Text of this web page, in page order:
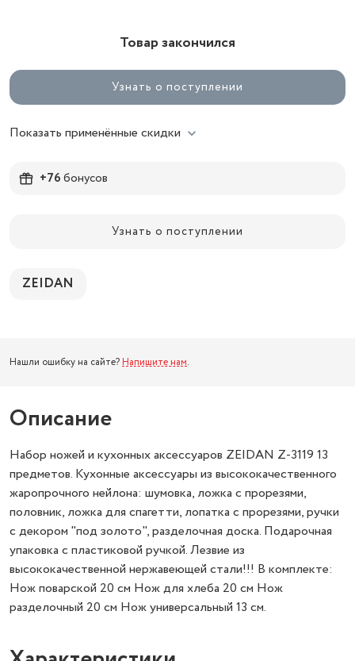
Товар закончился
Узнать о поступлении
Показать применённые скидки
+76бонусов
Узнать о поступлении
ZEIDAN
Нашли ошибку на сайте? Напишите нам.
Описание
Набор ножей и кухонных аксессуаров ZEIDAN Z-3119 13
предметов. Кухонные аксессуары из высококачественного
жаропрочного нейлона: шумовка, ложка с прорезями,
половник, ложка для спагетти, лопатка с прорезями, ручки
с декором "под золото", разделочная доска. Подарочная
упаковка c пластиковой ручкой. Лезвие из
высококачественной нержавеющей стали!!! В комплекте:
Нож поварской 20 см Нож для хлеба 20 см Нож
разделочный 20 см Нож универсальный 13 см.